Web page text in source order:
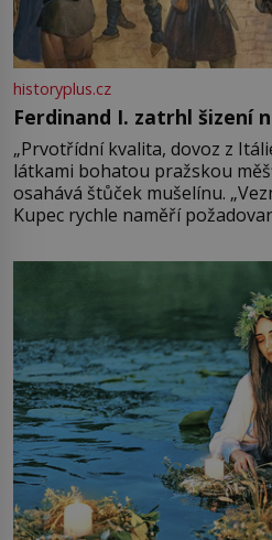
historyplus.cz
Ferdinand I. zatrhl šizení
„Prvotřídní kvalita, dovoz z
látkami bohatou pražskou
osahává štůček mušelínu.
Kupec rychle naměří
milostpaní. Stačí jenom na
množství růžového mušelínu.